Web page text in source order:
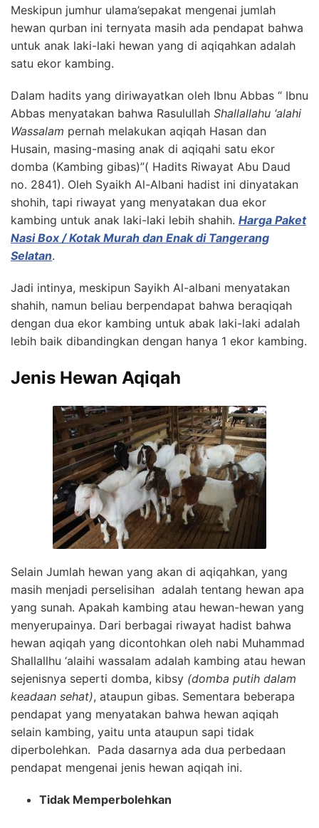
Meskipun jumhur ulama’sepakat mengenai jumlah
hewan qurban ini ternyata masih ada pendapat bahwa
untuk anak laki-laki hewan yang di aqiqahkan adalah
satu ekor kambing.
Dalam hadits yang diriwayatkan oleh Ibnu Abbas “ Ibnu
Abbas menyatakan bahwa Rasulullah Shallallahu ‘alahi
Wassalam pernah melakukan aqiqah Hasan dan
Husain, masing-masing anak di aqiqahi satu ekor
domba (Kambing gibas)”( Hadits Riwayat Abu Daud
no. 2841). Oleh Syaikh Al-Albani hadist ini dinyatakan
shohih, tapi riwayat yang menyatakan dua ekor
kambing untuk anak laki-laki lebih shahih. Harga Paket
Nasi Box / Kotak Murah dan Enak di Tangerang
Selatan.
Jadi intinya, meskipun Sayikh Al-albani menyatakan
shahih, namun beliau berpendapat bahwa beraqiqah
dengan dua ekor kambing untuk abak laki-laki adalah
lebih baik dibandingkan dengan hanya 1 ekor kambing.
Jenis Hewan Aqiqah
Selain Jumlah hewan yang akan di aqiqahkan, yang
masih menjadi perselisihan adalah tentang hewan apa
yang sunah. Apakah kambing atau hewan-hewan yang
menyerupainya. Dari berbagai riwayat hadist bahwa
hewan aqiqah yang dicontohkan oleh nabi Muhammad
Shallallhu ‘alaihi wassalam adalah kambing atau hewan
sejenisnya seperti domba, kibsy (domba putih dalam
keadaan sehat), ataupun gibas. Sementara beberapa
pendapat yang menyatakan bahwa hewan aqiqah
selain kambing, yaitu unta ataupun sapi tidak
diperbolehkan. Pada dasarnya ada dua perbedaan
pendapat mengenai jenis hewan aqiqah ini.
Tidak Memperbolehkan